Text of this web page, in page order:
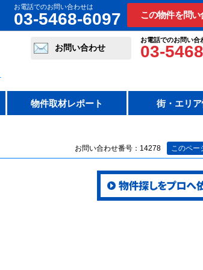
お電話でのお問い合わせは
03-5468-6097 この物件を問い
お電話でのお問い合
03-
お問い合わせ
物件取材レポート 街・エリ
お問い合わせ番号：14278 このペー